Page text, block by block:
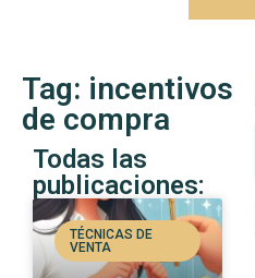
Tag: incentivos
de compra
Todas las
publicaciones:
TÉCNICAS DE
VENTA